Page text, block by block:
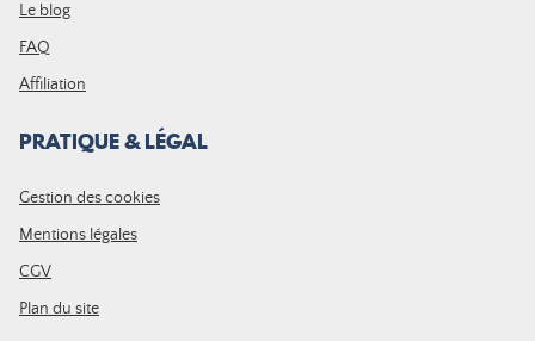
Le blog
FAQ
Affiliation
PRATIQUE & LÉGAL
Gestion des cookies
Mentions légales
CGV
Plan du site